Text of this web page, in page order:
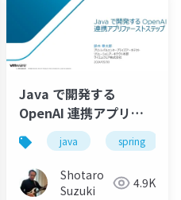
spring-boot security
Java で開発する
OpenAI 連携アプリフ
ァーストステップ
java spring
Shotaro
Suzuki
4.9K